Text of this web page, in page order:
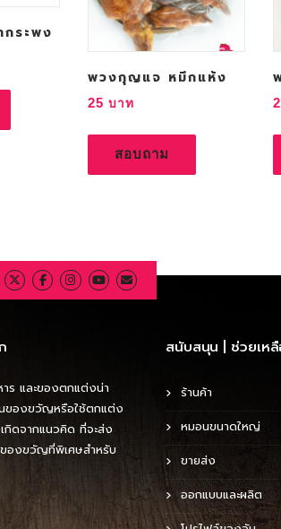
ระพง
พวงกุญแจ หมึกแห้ง
25
สอบถาม
ร และของตกแต่งน่า
นของขวัญหรือใช้ตกแต่ง
ดจากแนวคิด ที่จะส่ง
องขวัญที่พิเศษสำหรับ
สนับสนุน | ช่วยเห
ร้านค้า
หมอนขนาดใหญ่
ขายส่ง
ออกแบบและผลิต